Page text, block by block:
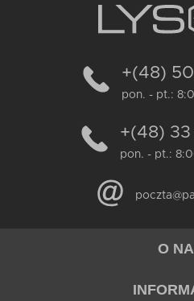
+(48)
pon. - pt.:
+(48)
pon. - pt.:
O